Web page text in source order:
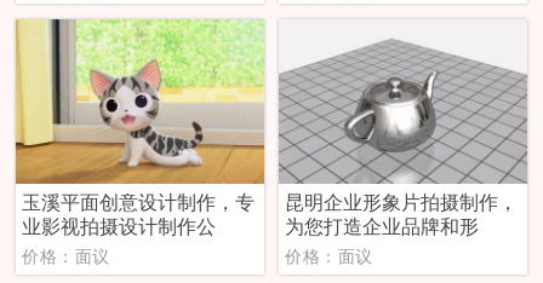
玉溪平面创意设计制作，专
业影视拍摄设计制作公
价格：面议
昆明企业形象片拍摄制作，
为您打造企业品牌和形
价格：面议